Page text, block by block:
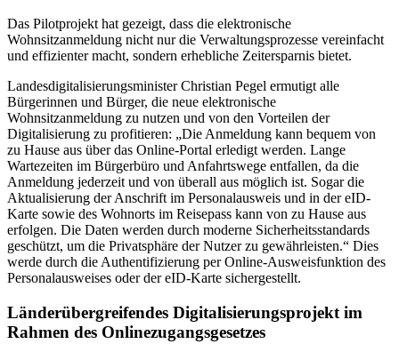
Das Pilotprojekt hat gezeigt, dass die elektronische
Wohnsitzanmeldung nicht nur die Verwaltungsprozesse vereinfacht
und effizienter macht, sondern erhebliche Zeitersparnis bietet.
Landesdigitalisierungsminister Christian Pegel ermutigt alle
Bürgerinnen und Bürger, die neue elektronische
Wohnsitzanmeldung zu nutzen und von den Vorteilen der
Digitalisierung zu profitieren: „Die Anmeldung kann bequem von
zu Hause aus über das Online-Portal erledigt werden. Lange
Wartezeiten im Bürgerbüro und Anfahrtswege entfallen, da die
Anmeldung jederzeit und von überall aus möglich ist. Sogar die
Aktualisierung der Anschrift im Personalausweis und in der eID-
Karte sowie des Wohnorts im Reisepass kann von zu Hause aus
erfolgen. Die Daten werden durch moderne Sicherheitsstandards
geschützt, um die Privatsphäre der Nutzer zu gewährleisten.“ Dies
werde durch die Authentifizierung per Online-Ausweisfunktion des
Personalausweises oder der eID-Karte sichergestellt.
Länderübergreifendes Digitalisierungsprojekt im
Rahmen des Onlinezugangsgesetzes